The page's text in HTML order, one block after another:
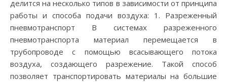
делится на несколько типов в зависимости от принципа
работы и способа подачи воздуха: 1. Разреженный
пневмотранспорт В системах разреженного
пневмотранспорта материал перемещается в
трубопроводе с помощью всасывающего потока
воздуха, создающего разрежение. Такой способ
позволяет транспортировать материалы на большие